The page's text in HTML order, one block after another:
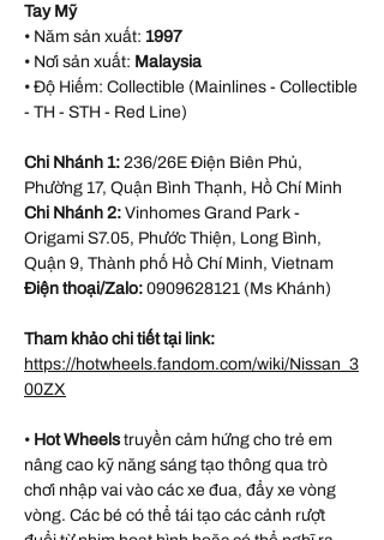
Tay Mỹ
• Năm sản xuất: 1997
• Nơi sản xuất: Malaysia
• Độ Hiếm: Collectible (Mainlines - Collectible
- TH - STH - Red Line)
Chi Nhánh 1: 236/26E Điện Biên Phủ,
Phường 17, Quận Bình Thạnh, Hồ Chí Minh
Chi Nhánh 2: Vinhomes Grand Park -
Origami S7.05, Phước Thiện, Long Bình,
Quận 9, Thành phố Hồ Chí Minh, Vietnam
Điện thoại/Zalo: 0909628121 (Ms Khánh)
Tham khảo chi tiết tại link:
https://hotwheels.fandom.com/wiki/Nissan_3
00ZX
• Hot Wheelstruyền cảm hứng cho trẻ em
nâng cao kỹ năng sáng tạo thông qua trò
chơi nhập vai vào các xe đua, đẩy xe vòng
vòng. Các bé có thể tái tạo các cảnh rượt